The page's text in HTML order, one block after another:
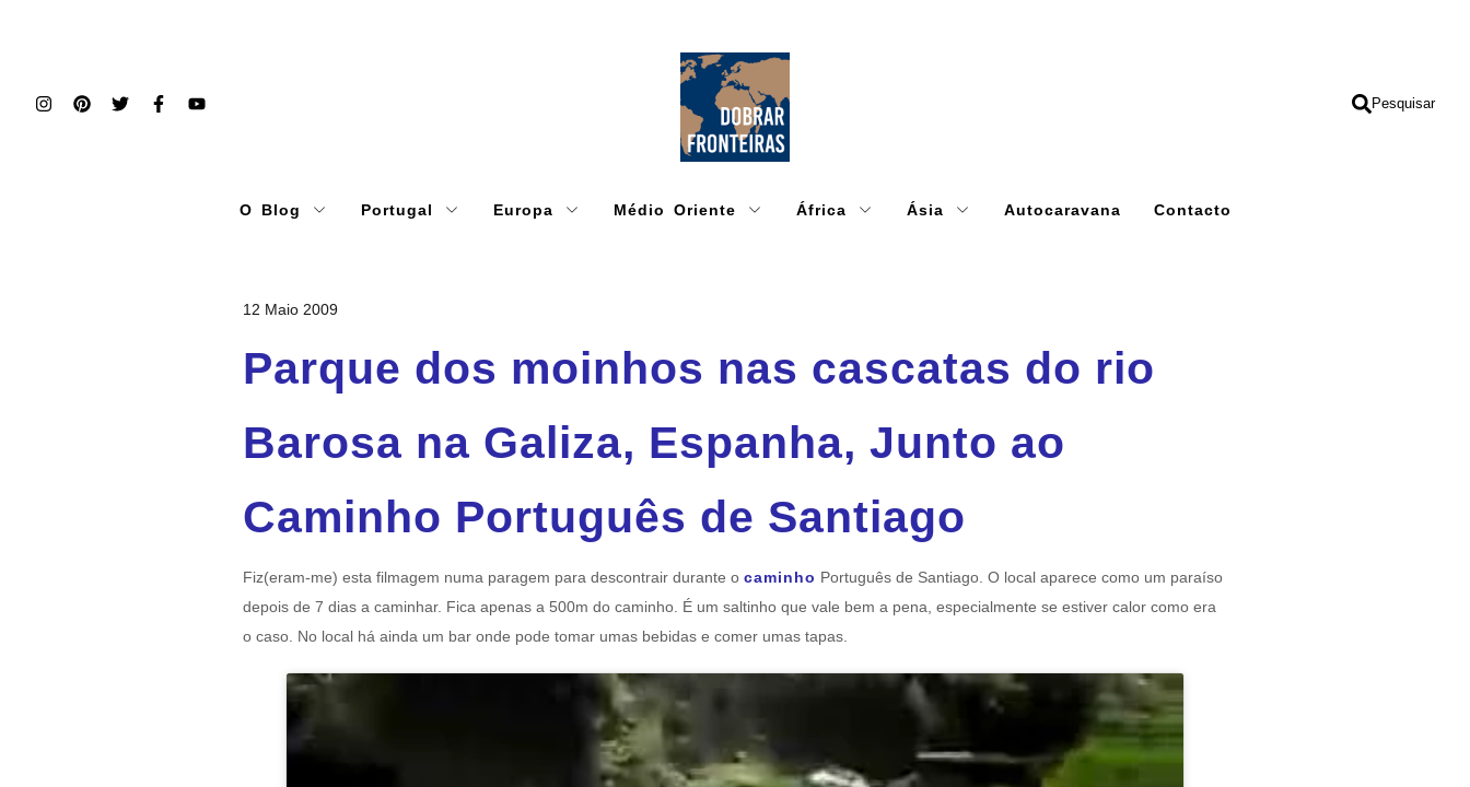
Pesquisar
O Blog Portugal Europa Médio Oriente África Ásia Autocaravana Contacto
12 Maio 2009
Parque dos moinhos nas cascatas do rio
Barosa na Galiza, Espanha, Junto ao
Caminho Português de Santiago
Fiz(eram-me) esta filmagem numa paragem para descontrair durante o caminho Português de Santiago. O local aparece como um paraíso
depois de 7 dias a caminhar. Fica apenas a 500m do caminho. É um saltinho que vale bem a pena, especialmente se estiver calor como era
o caso. No local há ainda um bar onde pode tomar umas bebidas e comer umas tapas.